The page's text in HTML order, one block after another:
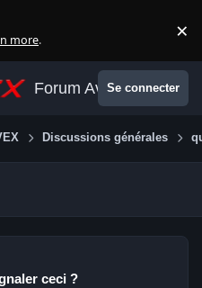
more. ×
Forum AvexSe connecter
Discussions générales
ceci ?